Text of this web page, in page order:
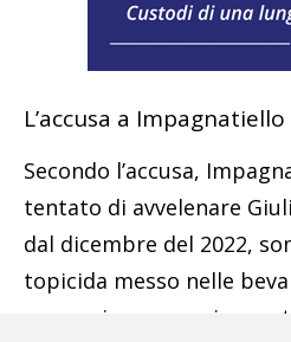
L’accusa a Impagnatiello
Secondo l’accusa,
tentato di avvelenare
dal dicembre del 2022,
topicida messo nelle
ammoniaca, a sua